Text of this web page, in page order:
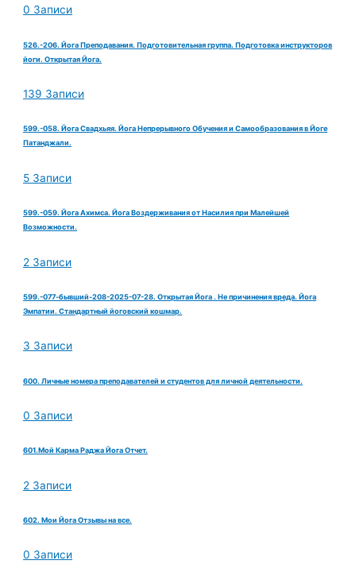
0 Записи
526.-206. Йога Преподавания. Подготовительная группа. Подготовка инструкторов
йоги. Открытая Йога.
139 Записи
599.-058. Йога Свадхьяя. Йога Непрерывного Обучения и Самообразования в Йоге
Патанджали.
5 Записи
599.-059. Йога Ахимса. Йога Воздерживания от Насилия при Малейшей
Возможности.
2 Записи
599.-077-бывший-208-2025-07-28. Открытая Йога . Не причинения вреда. Йога
Эмпатии. Стандартный йоговский кошмар.
3 Записи
600. Личные номера преподавателей и студентов для личной деятельности.
0 Записи
601.Мой Карма Раджа Йога Отчет.
2 Записи
602. Мои Йога Отзывы на все.
0 Записи